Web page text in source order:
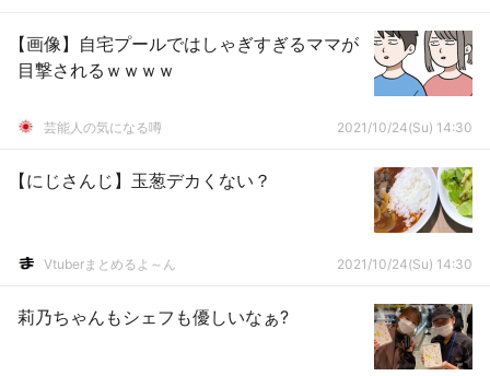
【画像】自宅プールではしゃぎすぎるママが
目撃されるｗｗｗｗ
芸能人の気になる噂 2021/10/24(Su) 14:30
【にじさんじ】玉葱デカくない？
Vtuberまとめるよ～ん 2021/10/24(Su) 14:30
莉乃ちゃんもシェフも優しいなぁ?